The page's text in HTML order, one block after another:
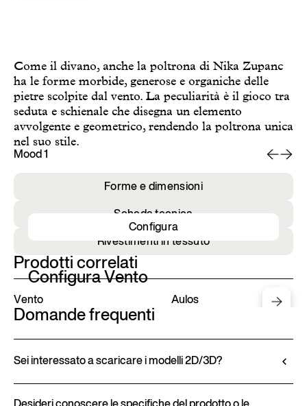
Come il divano, anche la poltrona di Nika Zupanc
ha le forme morbide, generose e organiche delle
pietre scolpite dal vento. La peculiarità è il gioco tra
seduta e schienale che disegna un elemento
avvolgente e geometrico, rendendo la poltrona unica
nel suo stile.
Mood 1
Forme e dimensioni
Scheda tecnica
Rivestimenti in tessuto
Configura Vento
Configura
Prodotti correlati
Vento Aulos
Domande frequenti
Sei interessato a scaricare i modelli 2D/3D?